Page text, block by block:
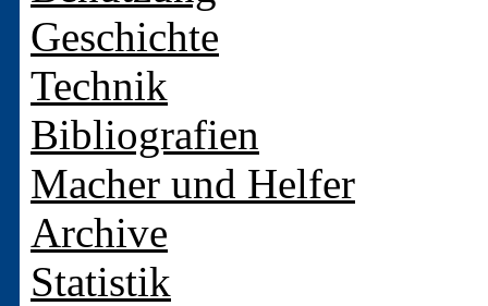
Geschichte
Technik
Bibliografien
Macher und Helfer
Archive
Statistik